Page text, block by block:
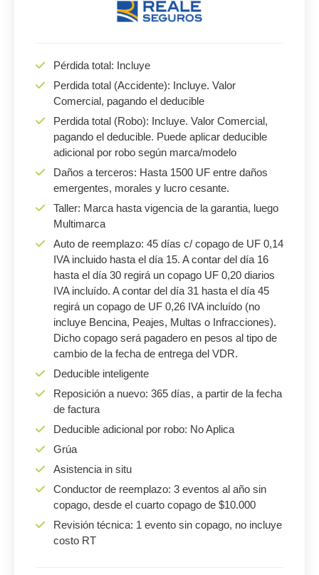
Pérdida total: Incluye
Perdida total (Accidente): Incluye. Valor
Comercial, pagando el deducible
Perdida total (Robo): Incluye. Valor Comercial,
pagando el deducible. Puede aplicar deducible
adicional por robo según marca/modelo
Daños a terceros: Hasta 1500 UF entre daños
emergentes, morales y lucro cesante.
Taller: Marca hasta vigencia de la garantia, luego
Multimarca
Auto de reemplazo: 45 días c/ copago de UF 0,14
IVA incluido hasta el día 15. A contar del día 16
hasta el día 30 regirá un copago UF 0,20 diarios
IVA incluído. A contar del día 31 hasta el día 45
regirá un copago de UF 0,26 IVA incluído (no
incluye Bencina, Peajes, Multas o Infracciones).
Dicho copago será pagadero en pesos al tipo de
cambio de la fecha de entrega del VDR.
Deducible inteligente
Reposición a nuevo: 365 días, a partir de la fecha
de factura
Deducible adicional por robo: No Aplica
Grúa
Asistencia in situ
Conductor de reemplazo: 3 eventos al año sin
copago, desde el cuarto copago de $10.000
Revisión técnica: 1 evento sin copago, no incluye
costo RT